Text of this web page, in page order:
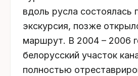
вдоль русла состоялась
экскурсия, позже
маршрут. В 2004 – 2006
белорусский участок
полностью